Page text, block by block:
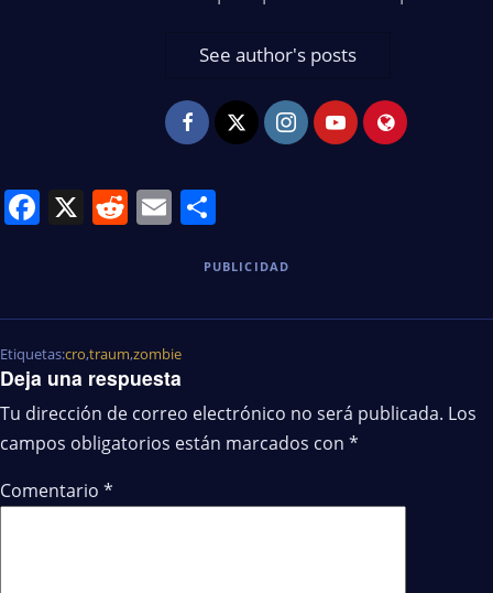
See author's posts
Facebook
X Reddit
Email
PUBLICIDAD
Etiquetas:cro,traum,zombie
Deja una respuesta
Tu dirección de correo electrónico no será publicada. Los
campos obligatorios están marcados con *
Comentario *